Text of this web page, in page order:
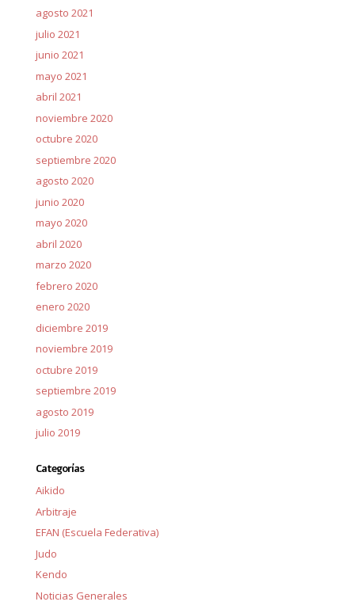
agosto 2021
julio 2021
junio 2021
mayo 2021
abril 2021
noviembre 2020
octubre 2020
septiembre 2020
agosto 2020
junio 2020
mayo 2020
abril 2020
marzo 2020
febrero 2020
enero 2020
diciembre 2019
noviembre 2019
octubre 2019
septiembre 2019
agosto 2019
julio 2019
Categorías
Aikido
Arbitraje
EFAN (Escuela Federativa)
Judo
Kendo
Noticias Generales